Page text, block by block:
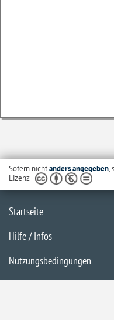
Sofern nichtanders angegeben,
Lizenz
Startseite
Hilfe / Infos
Nutzungsbedingungen